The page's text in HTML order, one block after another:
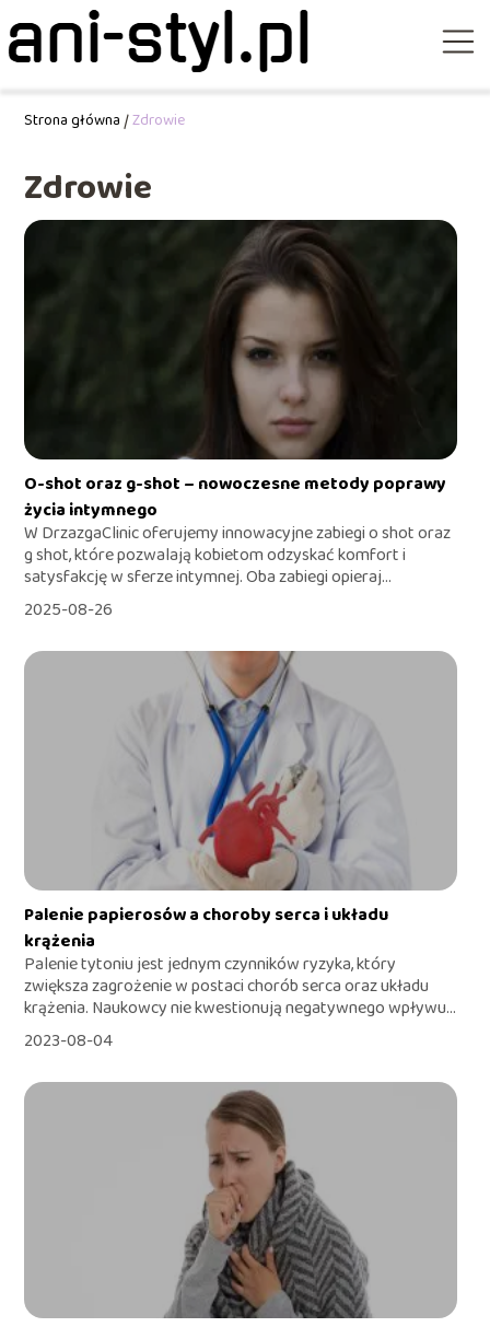
Strona główna/Zdrowie
Zdrowie
O-shot oraz g-shot – nowoczesne metody poprawy
życia intymnego
W DrzazgaClinic oferujemy innowacyjne zabiegi o shot oraz
g shot, które pozwalają kobietom odzyskać komfort i
satysfakcję w sferze intymnej. Oba zabiegi opieraj...
2025-08-26
Palenie papierosów a choroby serca i układu
krążenia
Palenie tytoniu jest jednym czynników ryzyka, który
zwiększa zagrożenie w postaci chorób serca oraz układu
krążenia. Naukowcy nie kwestionują negatywnego wpływu...
2023-08-04